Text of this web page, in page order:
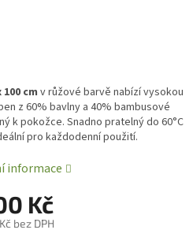
Kč
bez DPH
cm v růžové barvě nabízí vysokou
z 60% bavlny a 40% bambusové
k pokožce. Snadno pratelný do 60°C
pro každodenní použití.
informace